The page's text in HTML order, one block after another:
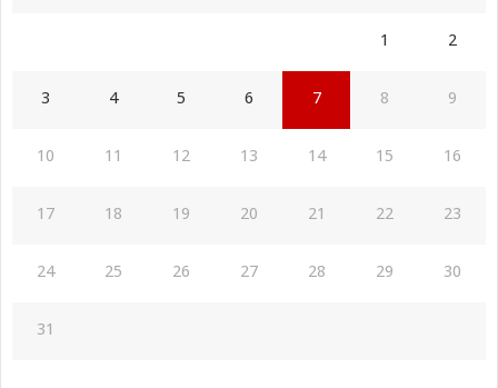
1 2
3 4 5 6 7 8 9
10 11 12 13 14 15 16
17 18 19 20 21 22 23
24 25 26 27 28 29 30
31